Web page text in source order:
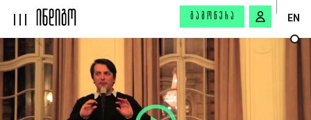
ᲒᲐᲛᲝᲬᲔᲠᲐ EN